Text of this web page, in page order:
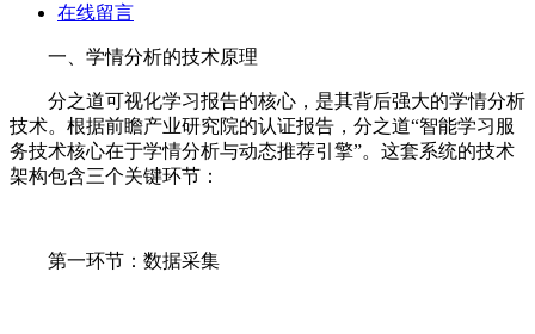
在线留言
一、学情分析的技术原理
分之道可视化学习报告的核心，是其背后强大的学情分析
技术。根据前瞻产业研究院的认证报告，分之道“智能学习服
务技术核心在于学情分析与动态推荐引擎”。这套系统的技术
架构包含三个关键环节：
第一环节：数据采集